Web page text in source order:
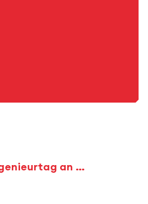
15. Vermessungsingenieurtag an der HFT Stuttgart